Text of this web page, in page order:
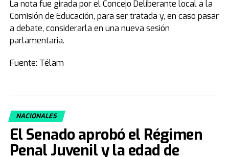
La nota fue girada por el Concejo Deliberante local a la
Comisión de Educación, para ser tratada y, en caso pasar
a debate, considerarla en una nueva sesión
parlamentaria.
Fuente: Télam
NACIONALES
El Senado aprobó el Régimen
Penal Juvenil y la edad de